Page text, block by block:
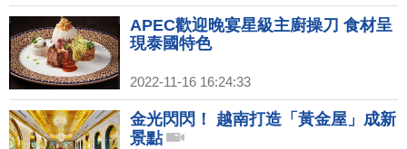
APEC歡迎晚宴星級主廚操刀 食材呈
現泰國特色
2022-11-16 16:24:33
金光閃閃！ 越南打造「黃金屋」成新
景點